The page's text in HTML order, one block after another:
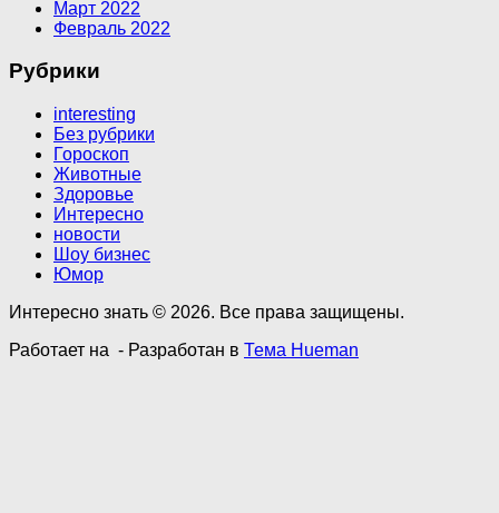
Март 2022
Февраль 2022
Рубрики
interesting
Без рубрики
Гороскоп
Животные
Здоровье
Интересно
новости
Шоу бизнес
Юмор
Интересно знать © 2026. Все права защищены.
Работает на - Разработан в Тема Hueman